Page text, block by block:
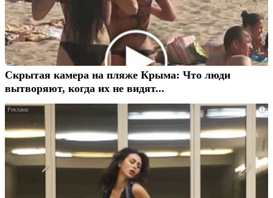
Скрытая камера на пляже Крыма: Что люди
вытворяют, когда их не видят...
i